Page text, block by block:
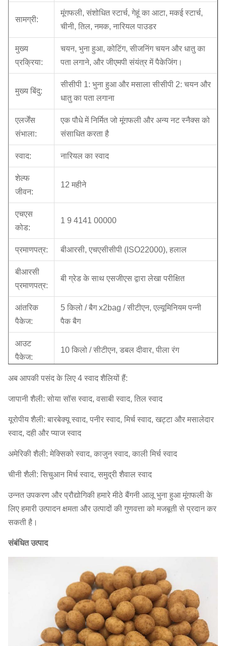
सामग्री:
मूंगफली, संशोधित स्टार्च, गेहूं का आटा, मकई स्टार्च,
चीनी, तिल, नमक, नारियल पाउडर
मुख्य
प्रक्रिया:
चयन, भुना हुआ, कोटिंग, सीजनिंग चयन और धातु का
पता लगाने, और जीएमपी संयंत्र में पैकेजिंग।
मुख्य बिंदु:
सीसीपी 1: भुना हुआ और मसाला सीसीपी 2: चयन और
धातु का पता लगाना
एलर्जेंस
संभाला:
एक पौधे में निर्मित जो मूंगफली और अन्य नट स्नैक्स को
संसाधित करता है
स्वाद: नारियल का स्वाद
शेल्फ
जीवन:
12 महीने
एचएस
कोड:
1 9 4141 00000
प्रमाणपत्र: बीआरसी, एचएसीसीपी (ISO22000), हलाल
बीआरसी
प्रमाणपत्र:
बी ग्रेड के साथ एसजीएस द्वारा लेखा परीक्षित
आंतरिक
पैकेज:
5 किलो / बैग x2bag / सीटीएन, एल्यूमिनियम पन्नी
पैक बैग
आउट
पैकेज:
10 किलो / सीटीएन, डबल दीवार, पीला रंग
कुल भार: 10.6KG / CTN
सीबीएम
(एमए):
मात्रा: 20
'/ 40' /
980/2020 / 2310ctns
MOQ 1x20'FCL
का समय:
टी / टी, एल / सी
उपलब्ध
1. उत्पत्ति प्रमाणपत्र।2. Phytosanitary
प्रमाणपत्र 3. स्वास्थ्य प्रमाण पत्र 4.
अब आपकी पसंद के लिए 4 स्वाद शैलियों हैं:
जापानी शैली: सोया सॉस स्वाद, वसाबी स्वाद, तिल स्वाद
यूरोपीय शैली: बारबेक्यू स्वाद, पनीर स्वाद, मिर्च स्वाद, खट्टा और मसालेदार
स्वाद, दही और प्याज स्वाद
अमेरिकी शैली: मेक्सिको स्वाद, काजुन स्वाद, काली मिर्च स्वाद
चीनी शैली: सिचुआन मिर्च स्वाद, समुद्री शैवाल स्वाद
उन्नत उपकरण और प्रौद्योगिकी हमारे मीठे बैंगनी आलू भुना हुआ मूंगफली के
लिए हमारी उत्पादन क्षमता और उत्पादों की गुणवत्ता को मजबूती से प्रदान कर
सकती है।
संबंधित उत्पाद